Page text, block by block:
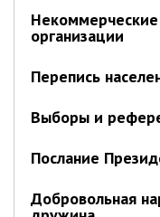
Некоммерческие
организации
Перепись
Выборы и
Послание
Добровольная